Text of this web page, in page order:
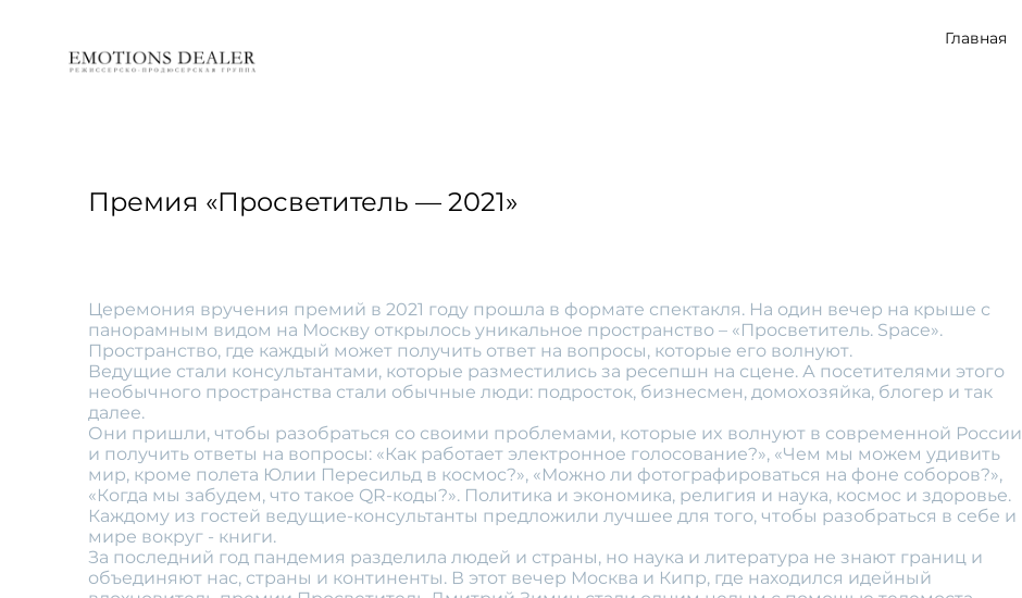
Главная
Церемония вручения премий в 2021 году прошла в формате спектакля. На один вечер на крыше с
панорамным видом на Москву открылось уникальное пространство – «Просветитель. Space».
Пространство, где каждый может получить ответ на вопросы, которые его волнуют.
Ведущие стали консультантами, которые разместились за ресепшн на сцене. А посетителями этого
необычного пространства стали обычные люди: подросток, бизнесмен, домоxозяйка, блогер и так
далее.
Они пришли, чтобы разобраться со своими проблемами, которые иx волнуют в современной России
и получить ответы на вопросы: «Как работает электронное голосование?», «Чем мы можем удивить
мир, кроме полета Юлии Пересильд в космос?», «Можно ли фотографироваться на фоне соборов?»,
«Когда мы забудем, что такое QR-коды?». Политика и экономика, религия и наука, космос и здоровье.
Каждому из гостей ведущие-консультанты предложили лучшее для того, чтобы разобраться в себе и
мире вокруг - книги.
За последний год пандемия разделила людей и страны, но наука и литература не знают границ и
объединяют нас, страны и континенты. В этот вечер Москва и Кипр, где находился идейный
Премия «Просветитель — 2021»